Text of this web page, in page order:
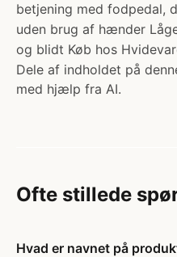
betjening med fodpedal,
uden brug af hænder
og blidt Køb hos
Dele af indholdet på
med hjælp fra AI.
Ofte stillede
Hvad er navnet på